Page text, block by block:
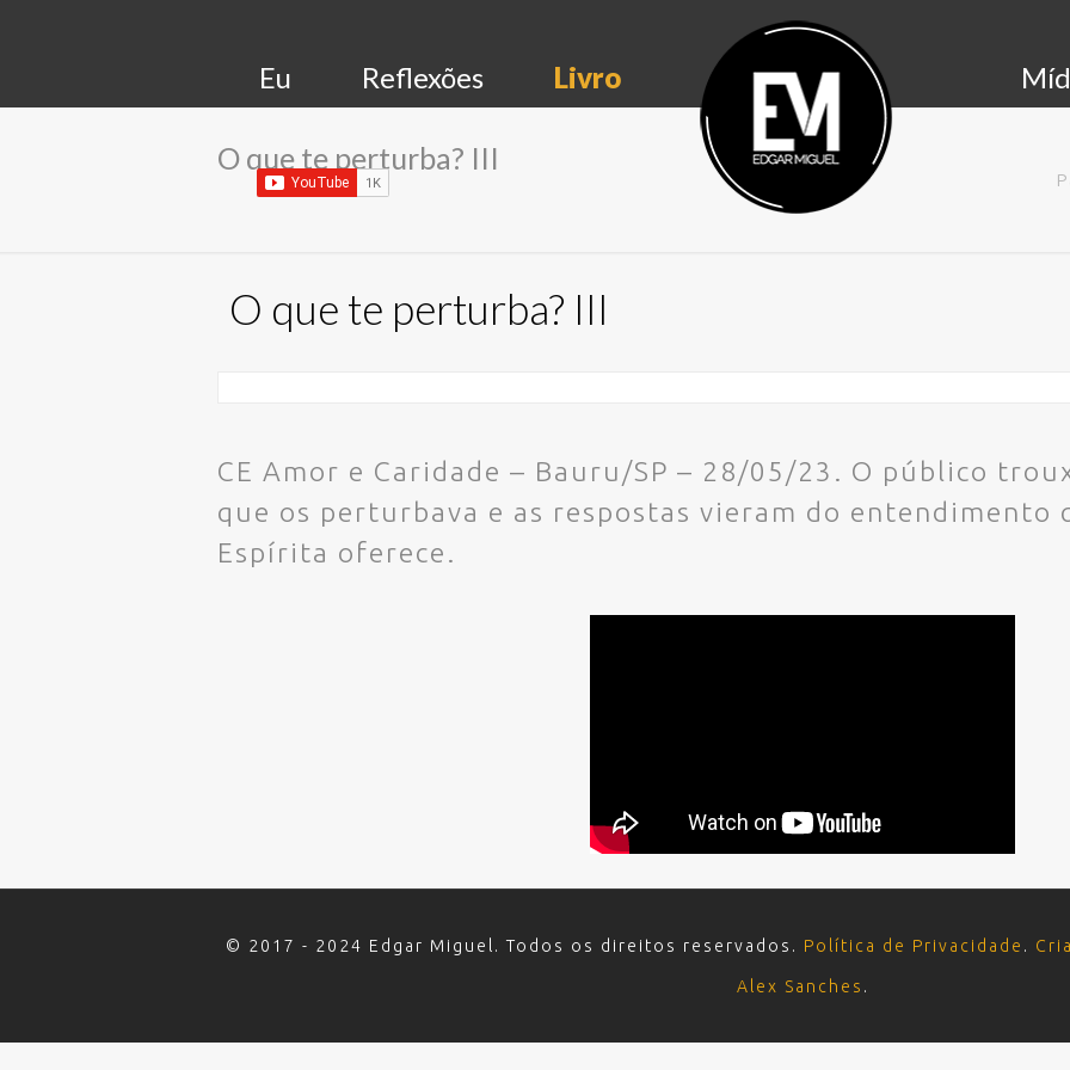
Eu Reflexões Livro
O que te perturba? III
O que te perturba? III
CE Amor e Caridade – Bauru/SP – 28/05/23. O público
que os perturbava e as respostas vieram do entendimento
Espírita oferece.
© 2017 - 2024 Edgar Miguel. Todos os direitos reservados. Política de Privacidade .
Alex Sanches .